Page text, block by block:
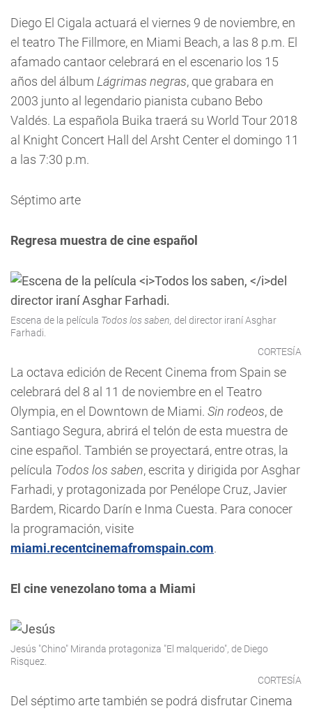
Diego El Cigala actuará el viernes 9 de noviembre, en
el teatro The Fillmore, en Miami Beach, a las 8 p.m. El
afamado cantaor celebrará en el escenario los 15
años del álbum Lágrimas negras, que grabara en
2003 junto al legendario pianista cubano Bebo
Valdés. La española Buika traerá su World Tour 2018
al Knight Concert Hall del Arsht Center el domingo 11
a las 7:30 p.m.
Séptimo arte
Regresa muestra de cine español
Escena de la película Todos los saben, del director iraní Asghar
Farhadi.
CORTESÍA
La octava edición de Recent Cinema from Spain se
celebrará del 8 al 11 de noviembre en el Teatro
Olympia, en el Downtown de Miami. Sin rodeos, de
Santiago Segura, abrirá el telón de esta muestra de
cine español. También se proyectará, entre otras, la
película Todos los saben, escrita y dirigida por Asghar
Farhadi, y protagonizada por Penélope Cruz, Javier
Bardem, Ricardo Darín e Inma Cuesta. Para conocer
la programación, visite
miami.recentcinemafromspain.com.
El cine venezolano toma a Miami
Jesús "Chino" Miranda protagoniza "El malquerido", de Diego
Risquez.
CORTESÍA
Del séptimo arte también se podrá disfrutar Cinema